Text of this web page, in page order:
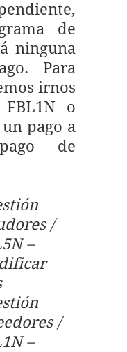
de
ninguna
Para
irnos
o
un pago a
de
/
–
/
–